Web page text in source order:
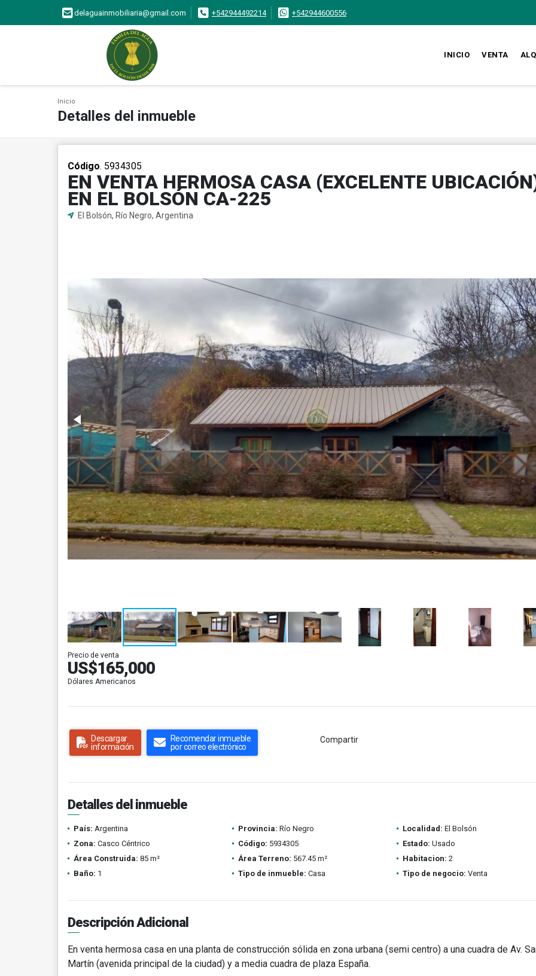
delaguainmobiliaria@gmail.com +542944492214 +542944600556
INICIO VENTA
Inicio
Detalles del inmueble
Código. 5934305
EN VENTA HERMOSA CASA (EXCELENTE
EN EL BOLSÓN CA-225
El Bolsón, Río Negro, Argentina
Precio de venta
US$165,000
Dólares Americanos
Descargar
información
Recomendar inmueble
por correo electrónico
Compartir
Detalles del inmueble
País: Argentina Provincia: Río Negro Localidad: El Bolsón
Zona: Casco Céntrico Código: 5934305 Estado: Usado
Área Construida: 85 m² Área Terreno: 567.45 m² Habitacion: 2
Baño: 1 Tipo de inmueble: Casa Tipo de negocio: Venta
Descripción Adicional
En venta hermosa casa en una planta de construcción sólida en zona urbana (semi centro) a una cuadra de Av.
Martín (avenida principal de la ciudad) y a media cuadra de plaza España.